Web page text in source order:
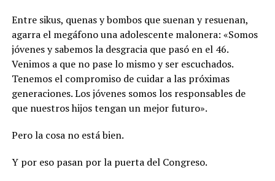
Entre sikus, quenas y bombos que suenan y resuenan,
agarra el megáfono una adolescente malonera: «Somos
jóvenes y sabemos la desgracia que pasó en el 46.
Venimos a que no pase lo mismo y ser escuchados.
Tenemos el compromiso de cuidar a las próximas
generaciones. Los jóvenes somos los responsables de
que nuestros hijos tengan un mejor futuro».
Pero la cosa no está bien.
Y por eso pasan por la puerta del Congreso.